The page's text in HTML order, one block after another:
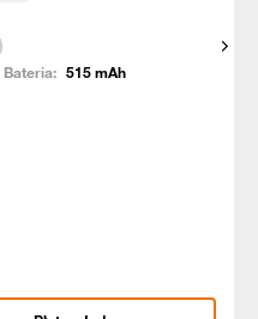
Bateria: 515mAh